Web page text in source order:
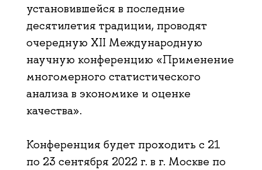
установившейся в последние
десятилетия традиции, проводят
очередную XII Международную
научную конференцию «Применение
многомерного статистического
анализа в экономике и оценке
качества».
Конференция будет проходить с 21
по 23 сентября 2022 г. в г. Москве по